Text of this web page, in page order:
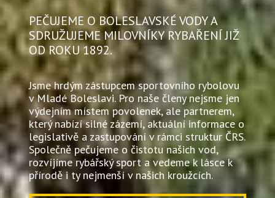
PEČUJEME O BOLESLAVSKÉ VODY A
SDRUŽUJEME MILOVNÍKY RYBAŘENÍ JIŽ
OD ROKU 1892.
Jsme hrdým zástupcem sportovního rybolovu
v Mladé Boleslavi. Pro naše členy nejsme jen
výdejním místem povolenek, ale partnerem,
který nabízí silné zázemí, aktuální informace o
legislativě a zastupování v rámci struktur ČRS.
Společně pečujeme o čistotu našich vod,
rozvíjíme rybářský sport a vedeme k lásce k
přírodě i ty nejmenší v našich kroužcích.